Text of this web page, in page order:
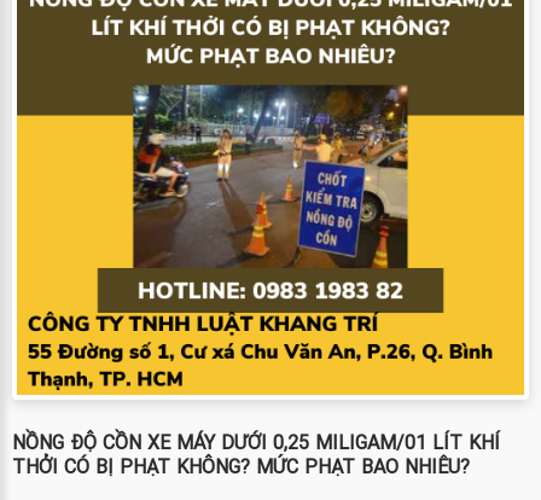
NỒNG ĐỘ CỒN XE MÁY DƯỚI 0,25 MILIGAM/01 LÍT KHÍ
THỞI CÓ BỊ PHẠT KHÔNG? MỨC PHẠT BAO NHIÊU?